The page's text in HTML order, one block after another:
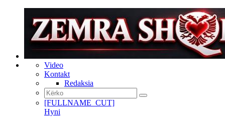
Video
Kontakt
Redaksia
[FULLNAME_CUT]
Hyni